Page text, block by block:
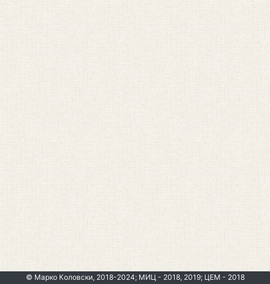
© Марко Коловски, 2018-2024; МИЦ - 2018, 2019; ЦЕМ - 2018